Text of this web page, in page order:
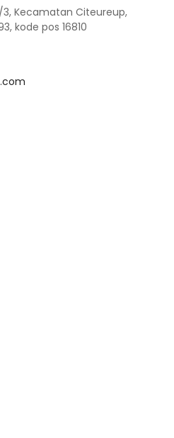
3, Kecamatan Citeureup,
kode pos 16810